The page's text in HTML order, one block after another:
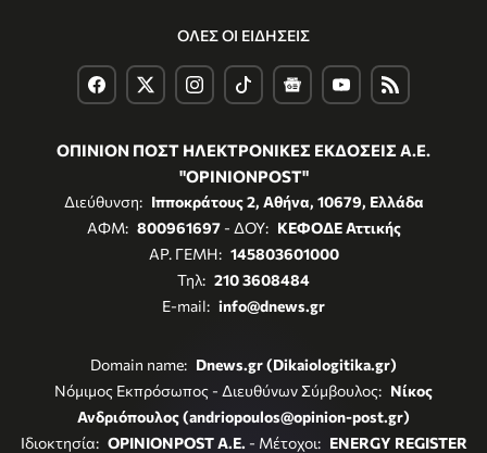
ΟΛΕΣ ΟΙ ΕΙΔΗΣΕΙΣ
ΟΠΙΝΙΟΝ ΠΟΣΤ ΗΛΕΚΤΡΟΝΙΚΕΣ ΕΚΔΟΣΕΙΣ Α.Ε.
"OPINIONPOST"
Διεύθυνση: Ιπποκράτους 2, Αθήνα, 10679, Ελλάδα
ΑΦΜ: 800961697- ΔΟΥ: ΚΕΦΟΔΕ Αττικής
ΑΡ. ΓΕΜΗ: 145803601000
Τηλ: 210 3608484
E-mail: info@dnews.gr
Domain name: Dnews.gr (Dikaiologitika.gr)
Νόμιμος Εκπρόσωπος - Διευθύνων Σύμβουλος: Νίκος
Ανδριόπουλος (andriopoulos@opinion-post.gr)
Ιδιοκτησία: OPINIONPOST A.E. - Μέτοχοι: ENERGY REGISTER